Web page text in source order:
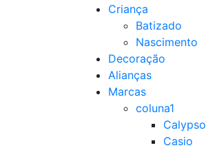
Criança
Batizado
Nascimento
Decoração
Alianças
Marcas
coluna1
Calypso
Casio